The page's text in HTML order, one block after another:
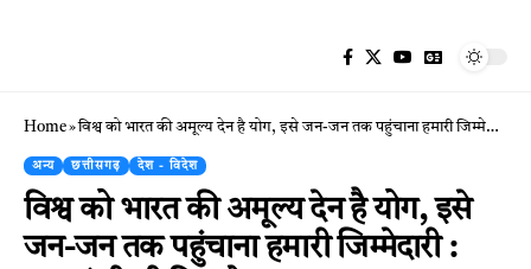
Home»विश्व को भारत की अमूल्य देन है योग, इसे जन-जन तक पहुंचाना हमारी जिम्मेदारी : मुख्यमंत्री श्री विष्णुदेव साय.
अन्य छत्तीसगढ़ देश - विदेश
विश्व को भारत की अमूल्य देन है योग, इसे
जन-जन तक पहुंचाना हमारी जिम्मेदारी :